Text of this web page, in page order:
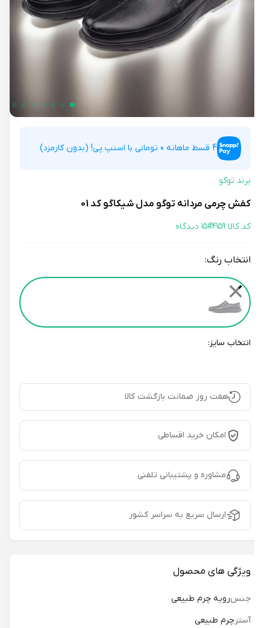
4 قسط ماهانه 0 تومانی با اسنپ پی! (بدون کارمزد)
برند توگو
کفش چرمی مردانه توگو مدل شیکاگو کد 01
کد کالا 4159# 15 دیدگاه
انتخاب رنگ:
Color
✕
انتخاب سایز:
هفت روز ضمانت بازگشت کالا
امکان خرید اقساطی
مشاوره و پشتیبانی تلفنی
ارسال سریع به سراسر کشور
ویژگی های محصول
جنسرویه چرم طبیعی
آسترچرم طبیعی